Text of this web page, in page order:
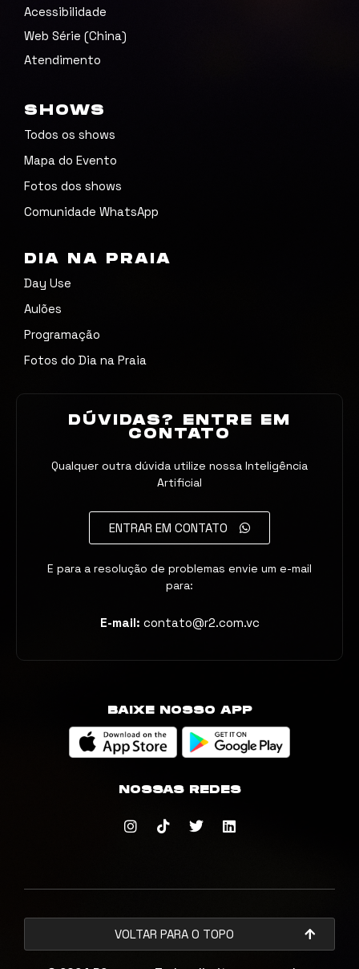
Acessibilidade
Web Série (China)
Atendimento
SHOWS
Todos os shows
Mapa do Evento
Fotos dos shows
Comunidade WhatsApp
DIA NA PRAIA
Day Use
Aulões
Programação
Fotos do Dia na Praia
DÚVIDAS? ENTRE EM
CONTATO
Qualquer outra dúvida utilize nossa Inteligência
Artificial
ENTRAR EM CONTATO
E para a resolução de problemas envie um e-mail
para:
E-mail: contato@r2.com.vc
BAIXE NOSSO APP
NOSSAS REDES
VOLTAR PARA O TOPO